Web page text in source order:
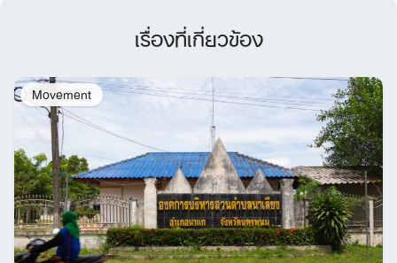
เรื่องที่เกี่ยวข้อง
Movement